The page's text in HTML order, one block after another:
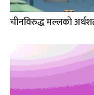
चीनविरुद्ध मल्लको